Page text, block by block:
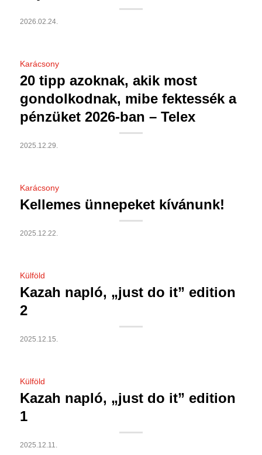
2026.02.24.
Karácsony
20 tipp azoknak, akik most
gondolkodnak, mibe fektessék a
pénzüket 2026-ban – Telex
2025.12.29.
Karácsony
Kellemes ünnepeket kívánunk!
2025.12.22.
Külföld
Kazah napló, „just do it” edition
2
2025.12.15.
Külföld
Kazah napló, „just do it” edition
1
2025.12.11.